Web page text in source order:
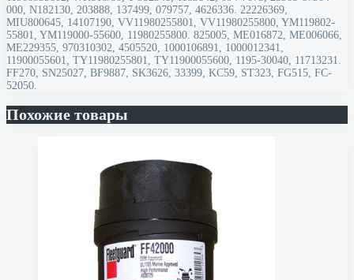
000, N182130, 203888, 137499, 079757, 4626336. 22226369,
MIU800645, 14107190, VV11980255801, VV11980255800, YM119802-
55801, YM119000-55600, 11980255800. 825005, ME016872, ME006066,
ME229355, 970310302, 4505520, 1000106891, 1000012341,
11900055601, TY11980255801, TY11900055600, 1195-30040, 11713231.
FF270, SN25027, BF9887, SK3626, 33399, KC59, ST323, FG515, FC-
52050.
Похожие товары